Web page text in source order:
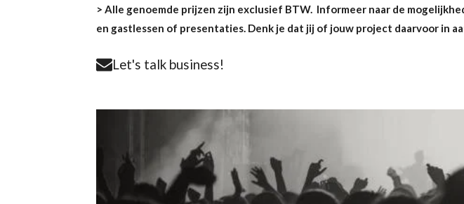
> Alle genoemde prijzen zijn exclusief BTW. Informeer naar de
en gastlessen of presentaties. Denk je dat jij of jouw project daarvoor in
Let's talk business!